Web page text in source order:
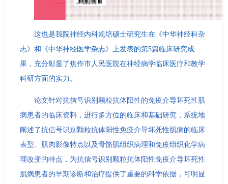
这也是我院神经内科规培硕士研究生在《中华神经科杂
志》和《中华神经医学杂志》上发表的第5篇临床研究成
果，充分彰显了焦作市人民医院在神经病学临床医疗和教学
科研方面的实力。
论文针对抗信号识别颗粒抗体阳性的免疫介导坏死性肌
病患者的临床资料，进行多方位的临床和基础研究，系统地
阐述了抗信号识别颗粒抗体阳性免疫介导坏死性肌病的临床
表型、肌肉影像特点以及骨骼肌组织病理和免疫组织化学病
理改变的特点，为抗信号识别颗粒抗体阳性免疫介导坏死性
肌病患者的早期诊断和治疗提供了重要的科学依据，可明显